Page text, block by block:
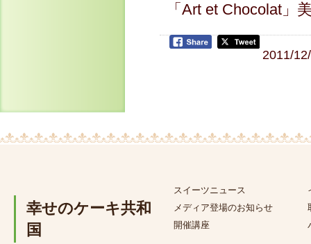
「Art et Chocolat
2011/
幸せのケーキ共和
国
スイーツニュース
メディア登場のお知らせ
開催講座